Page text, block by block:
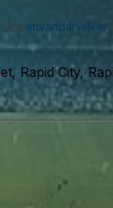
användarvillkor
Rapid City,